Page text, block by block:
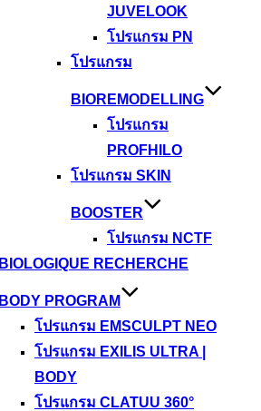
JUVELOOK
โปรแกรม PN
โปรแกรม
BIOREMODELLING
โปรแกรม
PROFHILO
โปรแกรม SKIN
BOOSTER
โปรแกรม NCTF
BIOLOGIQUE RECHERCHE
BODY PROGRAM
โปรแกรม EMSCULPT NEO
โปรแกรม EXILIS ULTRA |
BODY
โปรแกรม CLATUU 360°